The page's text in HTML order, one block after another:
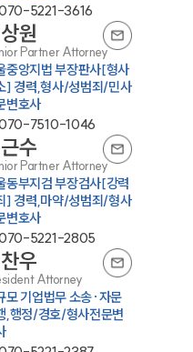
5221-3616
원
Partner Attorney
중앙지법 부장판사[형사
] 경력,형사/성범죄/민사
변호사
7510-1046
수
Partner Attorney
동부지검 부장검사[강력
] 경력,마약/성범죄/형사
변호사
5221-2805
우
Attorney
모 기업법무 소송·자문
,행정/경호/형사전문변